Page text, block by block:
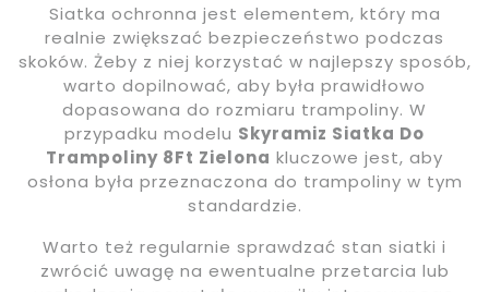
Siatka ochronna jest elementem, który ma
realnie zwiększać bezpieczeństwo podczas
skoków. Żeby z niej korzystać w najlepszy sposób,
warto dopilnować, aby była prawidłowo
dopasowana do rozmiaru trampoliny. W
przypadku modelu Skyramiz Siatka Do
Trampoliny 8Ft Zielona kluczowe jest, aby
osłona była przeznaczona do trampoliny w tym
standardzie.
Warto też regularnie sprawdzać stan siatki i
zwrócić uwagę na ewentualne przetarcia lub